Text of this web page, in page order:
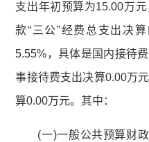
支出年初预算为15.00万
款“三公”经费总支出决
5.55%，具体是国内接待
事接待费支出决算0.00万
算0.00万元。其中：
(一)一般公共预算财